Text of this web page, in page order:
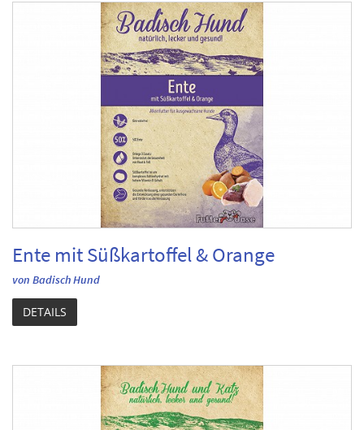
Ente mit Süßkartoffel & Orange
von Badisch Hund
DETAILS